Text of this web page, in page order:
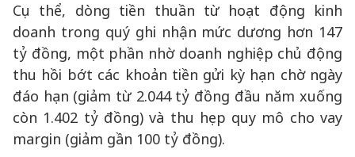
Cụ thể, dòng tiền thuần từ hoạt động kinh
doanh trong quý ghi nhận mức dương hơn 147
tỷ đồng, một phần nhờ doanh nghiệp chủ động
thu hồi bớt các khoản tiền gửi kỳ hạn chờ ngày
đáo hạn (giảm từ 2.044 tỷ đồng đầu năm xuống
còn 1.402 tỷ đồng) và thu hẹp quy mô cho vay
margin (giảm gần 100 tỷ đồng).